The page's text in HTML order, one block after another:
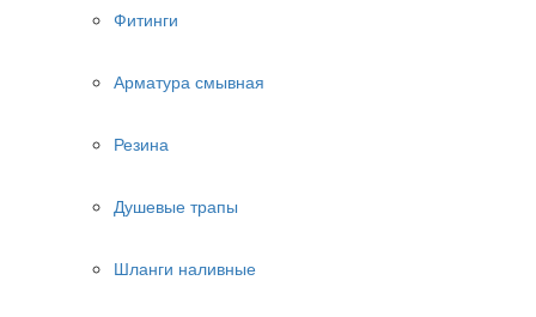
Фитинги
Арматура смывная
Резина
Душевые трапы
Шланги наливные